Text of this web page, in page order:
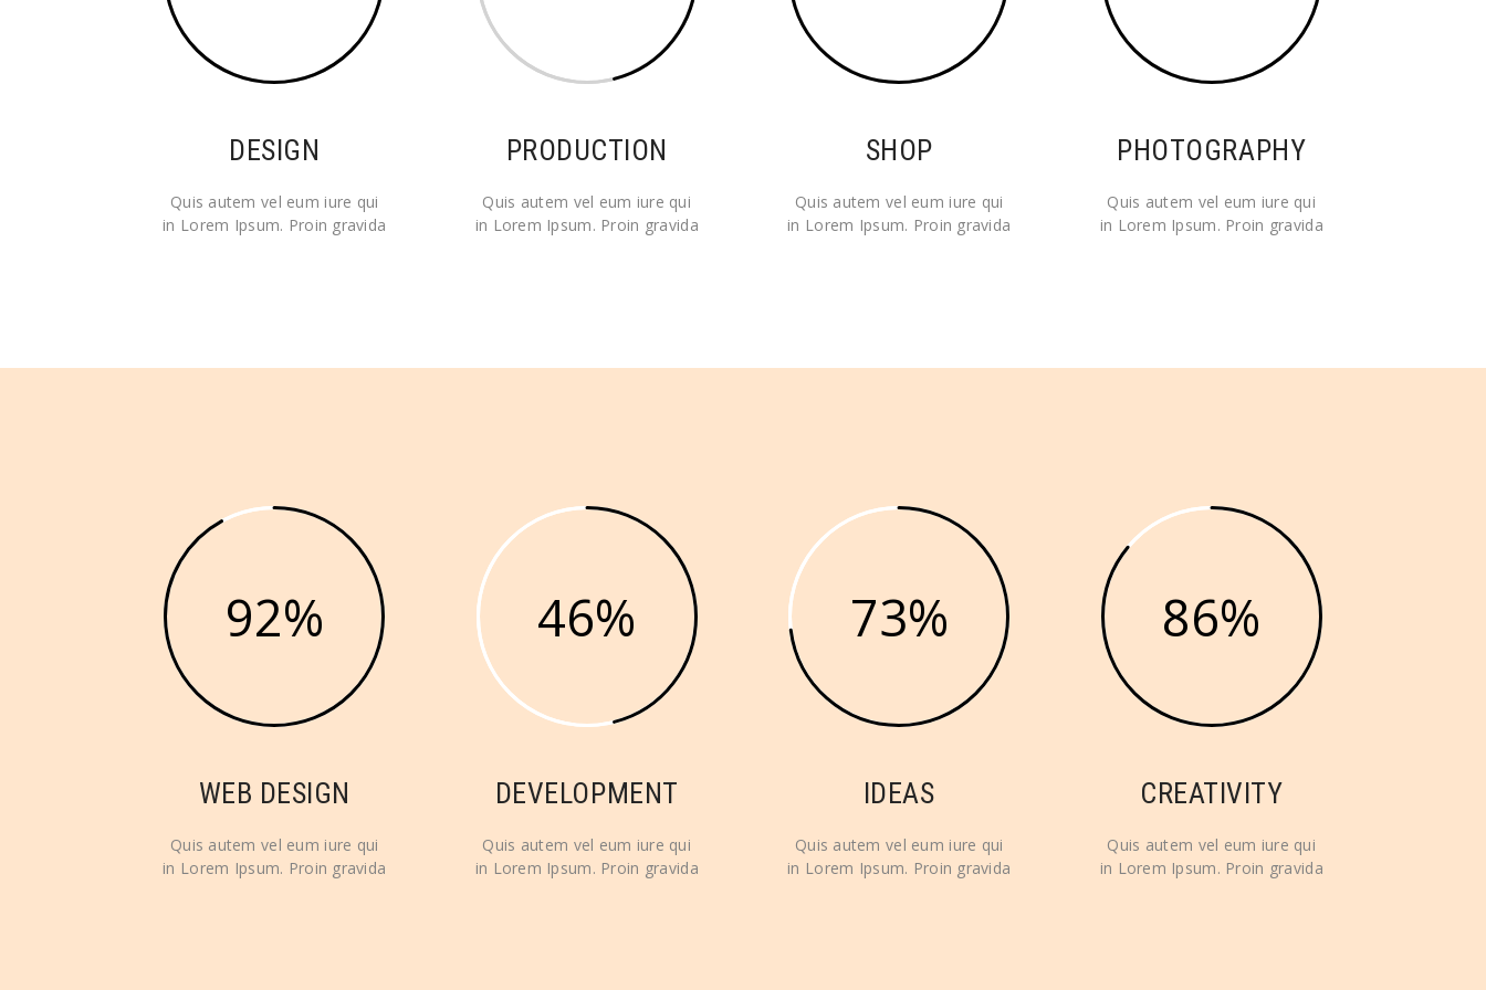
DESIGN
Quis autem vel eum iure qui
in Lorem Ipsum. Proin gravida
PRODUCTION
Quis autem vel eum iure qui
in Lorem Ipsum. Proin gravida
SHOP
Quis autem vel eum iure qui
in Lorem Ipsum. Proin gravida
PHOTOGRAPHY
Quis autem vel eum iure qui
in Lorem Ipsum. Proin gravida
92
WEB DESIGN
Quis autem vel eum iure qui
in Lorem Ipsum. Proin gravida
46
DEVELOPMENT
Quis autem vel eum iure qui
in Lorem Ipsum. Proin gravida
73
IDEAS
Quis autem vel eum iure qui
in Lorem Ipsum. Proin gravida
86
CREATIVITY
Quis autem vel eum iure qui
in Lorem Ipsum. Proin gravida